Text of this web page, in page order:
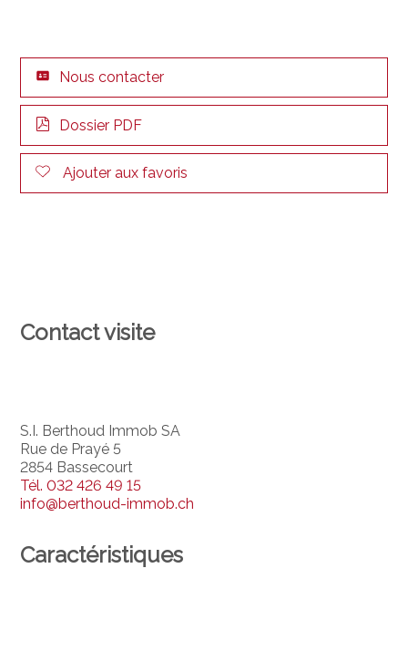
Nous contacter
Dossier PDF
Ajouter aux favoris
Contact visite
S.I. Berthoud Immob SA
Rue de Prayé 5
2854 Bassecourt
Tél.032 426 49 15
info@berthoud-immob.ch
Caractéristiques